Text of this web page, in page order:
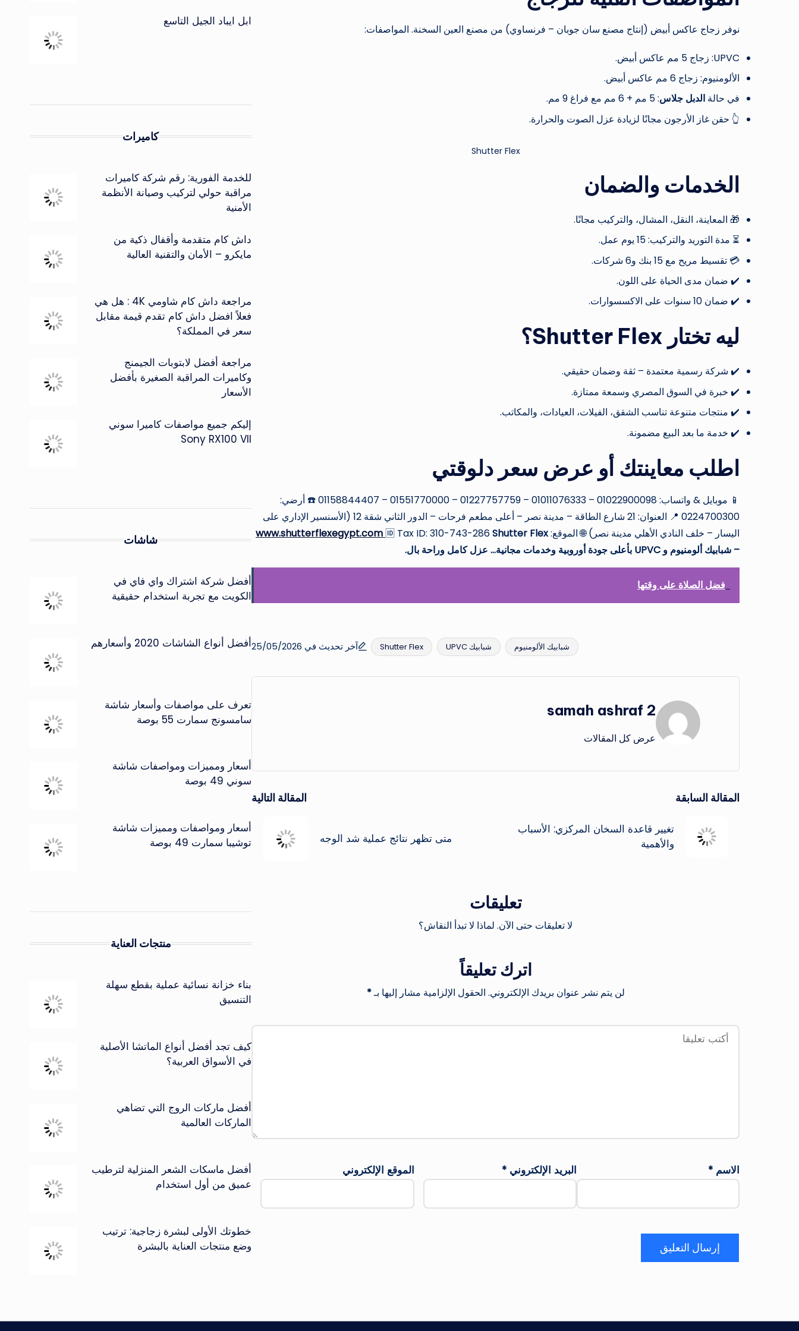
نوفر زجاج عاكس أبيض (إنتاج مصنع سان جوبان – فرنساوي) من مصنع العين السخنة. المواصفات:
UPVC: زجاج 5 مم عاكس أبيض.
الألومنيوم: زجاج 6 مم عاكس أبيض.
في حالة الدبل جلاس: 5 مم + 6 مم مع فراغ 9 مم.
👆 حقن غاز الأرجون مجانًا لزيادة عزل الصوت والحرارة.
Shutter Flex
الخدمات والضمان
🎁 المعاينة، النقل، المشال، والتركيب مجانًا.
⏳ مدة التوريد والتركيب: 15 يوم عمل.
💳 تقسيط مريح مع 15 بنك و6 شركات.
✔️ ضمان مدى الحياة على اللون.
✔️ ضمان 10 سنوات على الاكسسوارات.
ليه تختار Shutter Flex؟
✔️ شركة رسمية معتمدة – ثقة وضمان حقيقي.
✔️ خبرة في السوق المصري وسمعة ممتازة.
✔️ منتجات متنوعة تناسب الشقق، الفيلات، العيادات، والمكاتب.
✔️ خدمة ما بعد البيع مضمونة.
اطلب معاينتك أو عرض سعر دلوقتي
📱 موبايل & واتساب: 01022900098 – 01011076333 – 01227757759 – 01551770000 – 01158844407 ☎️ أرضي:
0224700300 📍 العنوان: 21 شارع الطاقة – مدينة نصر – أعلى مطعم فرحات – الدور الثاني شقة 12 (الأسنسير الإداري على
اليسار – خلف النادي الأهلي مدينة نصر) 🌐 الموقع:
www.shutterflexegypt.com🆔 Tax ID: 310-743-286Shutter Flex
– شبابيك ألومنيوم و UPVC بأعلى جودة أوروبية وخدمات مجانية… عزل كامل وراحة بال.
فضل الصلاة على وقتها
Shutter Flex شبابيك UPVC شبابيك الألومنيوم آخر تحديث في 25/05/2026
samah ashraf 2
عرض كل المقالات
تصفّح
المقالات
المقالة السابقة
تغيير قاعدة السخان المركزي: الأسباب
والأهمية
المقالة التالية
متى تظهر نتائج عملية شد الوجه
تعليقات
لا تعليقات حتى الآن. لماذا لا تبدأ النقاش؟
اترك تعليقاً
لن يتم نشر عنوان بريدك الإلكتروني. الحقول الإلزامية مشار إليها بـ*
الاسم * البريد الإلكتروني * الموقع الإلكتروني
ابل ايباد الجيل التاسع
كاميرات
للخدمة الفورية: رقم شركة كاميرات
مراقبة حولي لتركيب وصيانة الأنظمة
الأمنية
داش كام متقدمة وأقفال ذكية من
مايكرو – الأمان والتقنية العالية
مراجعة داش كام شاومي 4K : هل هي
فعلاً افضل داش كام تقدم قيمة مقابل
سعر في المملكة؟
مراجعة أفضل لابتوبات الجيمنج
وكاميرات المراقبة الصغيرة بأفضل
الأسعار
إليكم جميع مواصفات كاميرا سوني
Sony RX100 VII
شاشات
أفضل شركة اشتراك واي فاي في
الكويت مع تجربة استخدام حقيقية
أفضل أنواع الشاشات 2020 وأسعارهم
تعرف على مواصفات وأسعار شاشة
سامسونج سمارت 55 بوصة
أسعار ومميزات ومواصفات شاشة
سوني 49 بوصة
أسعار ومواصفات ومميزات شاشة
توشيبا سمارت 49 بوصة
منتجات العناية
بناء خزانة نسائية عملية بقطع سهلة
التنسيق
كيف تجد أفضل أنواع الماتشا الأصلية
في الأسواق العربية؟
أفضل ماركات الروج التي تضاهي
الماركات العالمية
أفضل ماسكات الشعر المنزلية لترطيب
عميق من أول استخدام
خطوتك الأولى لبشرة زجاجية: ترتيب
وضع منتجات العناية بالبشرة